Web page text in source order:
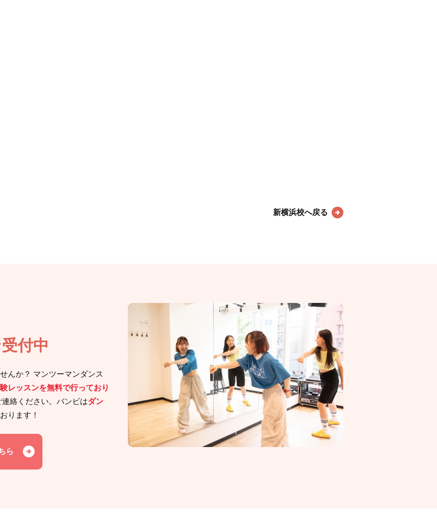
新横浜校へ戻る
付中
んか？ マンツーマンダンス
レッスンを無料で行っており
絡ください。バンビはダン
ります！
ら